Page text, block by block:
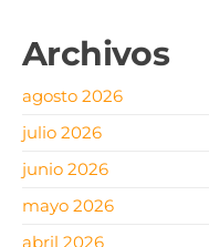
Archivos
agosto 2026
julio 2026
junio 2026
mayo 2026
abril 2026